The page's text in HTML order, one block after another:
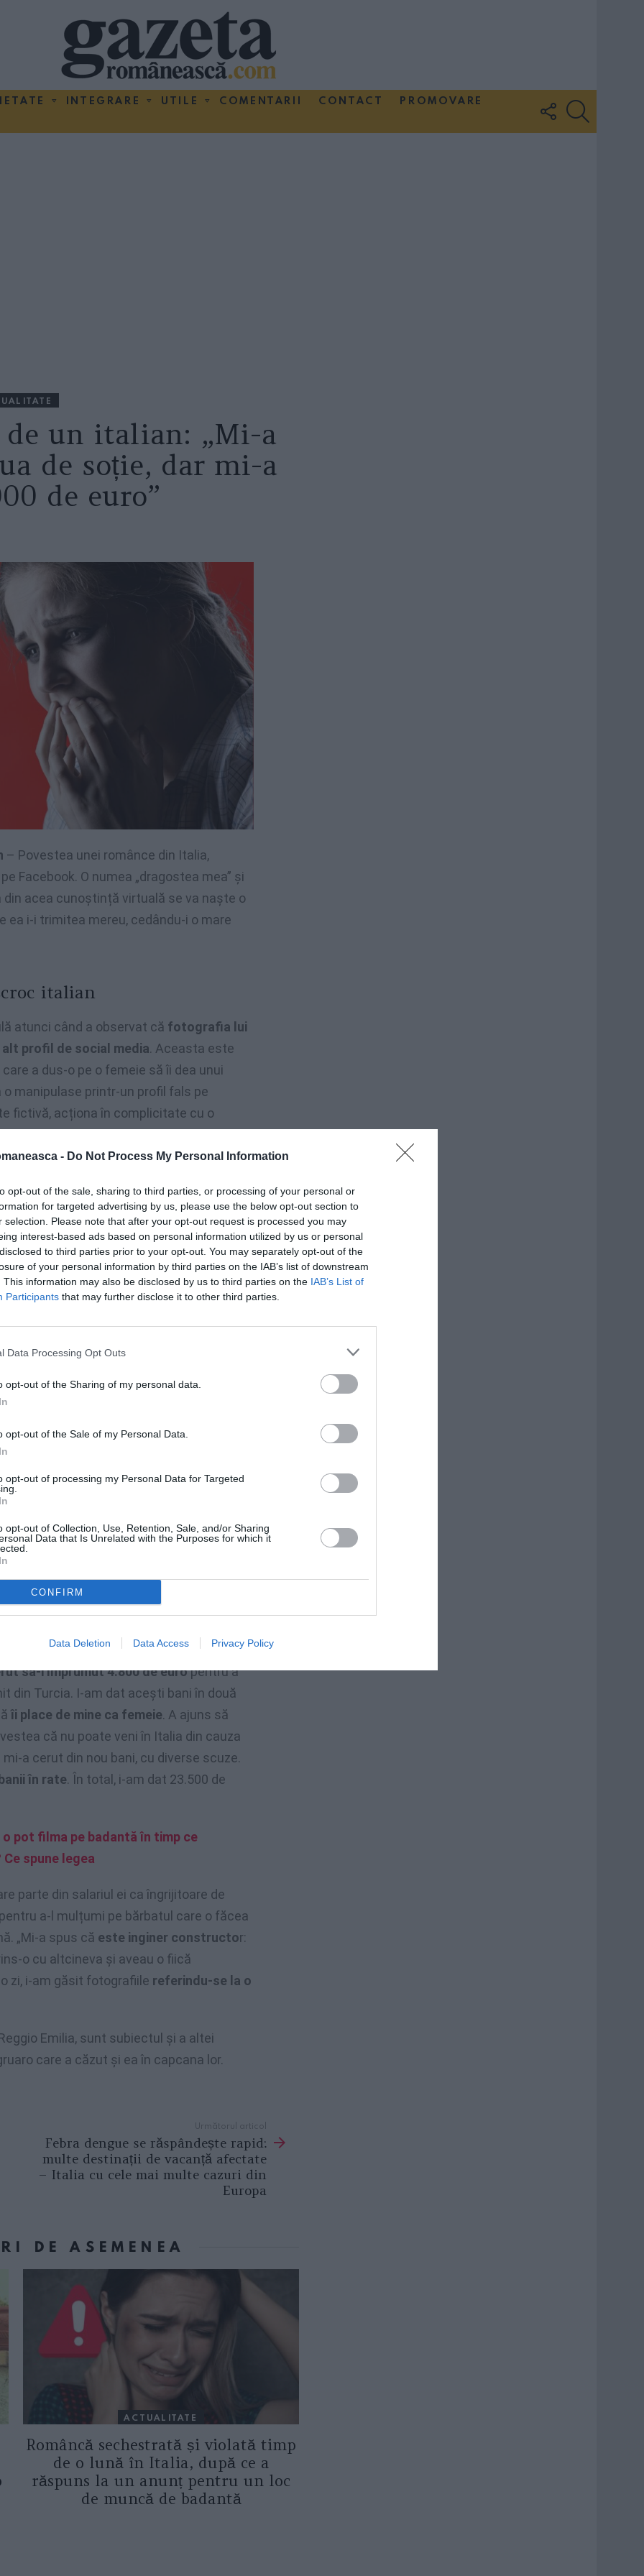
- Do Not Process My Personal Information
opt-out of the sale, sharing to third parties, or processing of your personal or
for targeted advertising by us, please use the below opt-out section to
selection. Please note that after your opt-out request is processed you may
interest-based ads based on personal information utilized by us or personal
to third parties prior to your opt-out. You may separately opt-out of the
of your personal information by third parties on the IAB’s list of downstream
This information may also be disclosed by us to third parties on the IAB’s List of
Participants that may further disclose it to other third parties.
Data Processing Opt Outs
opt-out of the Sharing of my personal data.
opt-out of the Sale of my Personal Data.
opt-out of processing my Personal Data for Targeted
opt-out of Collection, Use, Retention, Sale, and/or Sharing
Data that Is Unrelated with the Purposes for which it
CONFIRM
Data Deletion Data Access Privacy Policy
INTEGRARE UTILE COMENTARII CONTACT
PROMOVARE
FOLLOW
US
de un italian: „Mi-a
de soție, dar mi-a
de euro”
– Povestea unei românce din Italia,
Facebook. O numea „dragostea mea” și
din acea cunoștință virtuală se va naște o
ea i-i trimitea mereu, cedându-i o mare
italian
atunci când a observat că fotografia lui
profil de social media. Aceasta este
a dus-o pe o femeie să îi dea unui
o manipulase printr-un profil fals pe
fictivă, acționa în complicitate cu o
a obține bani.
cade de la balcon de la etajul
tribunal, unde, în fața judecătoarei
română, venită în Italia pentru a lucra
în care a fost înșelată. O înșelătorie
pierderea banilor, trebuie să facă
prin manipularea emoțiilor.
– „Mă numeadragostea mea, comoara mea
va veni la mine să-mi restituie toți banii”,
Gazzetta di Reggio. „La început ne scriam în
să-i împrumut 4.800 de europentru a
din Turcia. I-am dat acești bani în două
îi place de mine ca femeie. A ajuns să
că nu poate veni în Italia din cauza
a cerut din nou bani, cu diverse scuze.
în rate. În total, i-am dat 23.500 de
pot filma pe badantă în timp ce
spune legea
parte din salariul ei ca îngrijitoare de
a-l mulțumi pe bărbatul care o făcea
„Mi-a spus că este inginer constructor:
o cu altcineva și aveau o fiică
zi, i-am găsit fotografiile referindu-se la o
Emilia, sunt subiectul și a altei
care a căzut și ea în capcana lor.
Următorul articol
Febra dengue se răspândește rapid:
multe destinații de vacanță afectate
– Italia cu cele mai multe cazuri din
Europa
DE ASEMENEA
ACTUALITATE
Româncă sechestrată și violată timp
de o lună în Italia, după ce a
răspuns la un anunț pentru un loc
de muncă de badantă